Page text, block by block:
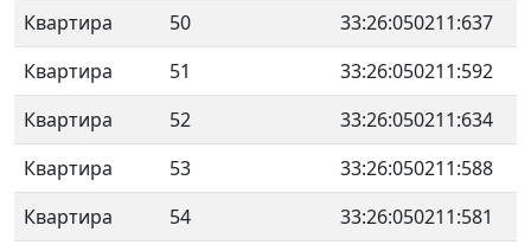
Квартира
50
33:26:050211:637
Квартира
51
33:26:050211:592
Квартира
52
33:26:050211:634
Квартира
53
33:26:050211:588
Квартира
54
33:26:050211:581